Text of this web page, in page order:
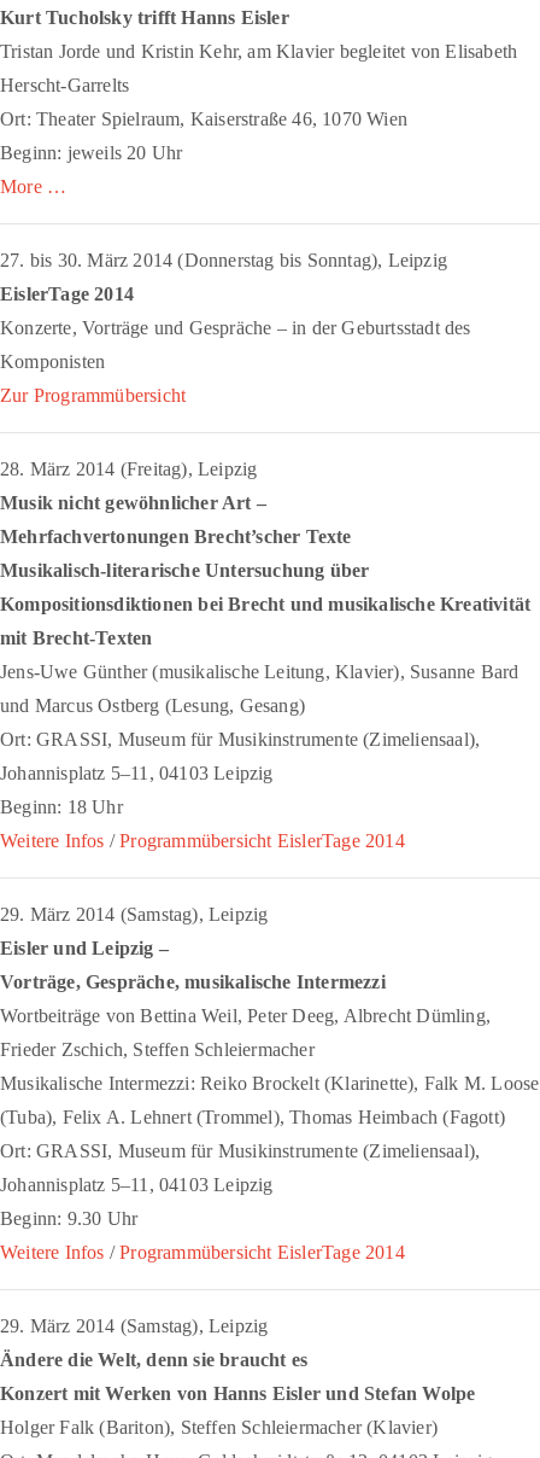
Kurt Tucholsky trifft Hanns Eisler
Tristan Jorde und Kristin Kehr, am Klavier begleitet von Elisabeth
Herscht-Garrelts
Ort: Theater Spielraum, Kaiserstraße 46, 1070 Wien
Beginn: jeweils 20 Uhr
More …
27. bis 30. März 2014 (Donnerstag bis Sonntag), Leipzig
EislerTage 2014
Konzerte, Vorträge und Gespräche – in der Geburtsstadt des
Komponisten
Zur Programmübersicht
28. März 2014 (Freitag), Leipzig
Musik nicht gewöhnlicher Art –
Mehrfachvertonungen Brecht’scher Texte
Musikalisch-literarische Untersuchung über
Kompositionsdiktionen bei Brecht und musikalische Kreativität
mit Brecht-Texten
Jens-Uwe Günther (musikalische Leitung, Klavier), Susanne Bard
und Marcus Ostberg (Lesung, Gesang)
Ort: GRASSI, Museum für Musikinstrumente (Zimeliensaal),
Johannisplatz 5–11, 04103 Leipzig
Beginn: 18 Uhr
Weitere Infos /Programmübersicht EislerTage 2014
29. März 2014 (Samstag), Leipzig
Eisler und Leipzig –
Vorträge, Gespräche, musikalische Intermezzi
Wortbeiträge von Bettina Weil, Peter Deeg, Albrecht Dümling,
Frieder Zschich, Steffen Schleiermacher
Musikalische Intermezzi: Reiko Brockelt (Klarinette), Falk M. Loose
(Tuba), Felix A. Lehnert (Trommel), Thomas Heimbach (Fagott)
Ort: GRASSI, Museum für Musikinstrumente (Zimeliensaal),
Johannisplatz 5–11, 04103 Leipzig
Beginn: 9.30 Uhr
Weitere Infos /Programmübersicht EislerTage 2014
29. März 2014 (Samstag), Leipzig
Ändere die Welt, denn sie braucht es
Konzert mit Werken von Hanns Eisler und Stefan Wolpe
Holger Falk (Bariton), Steffen Schleiermacher (Klavier)